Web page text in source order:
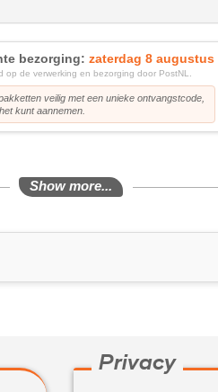
bezorging: zaterdag 8 augustus
op de verwerking en bezorging door PostNL.
veilig met een unieke ontvangstcode,
kunt aannemen.
Show more...
Privacy